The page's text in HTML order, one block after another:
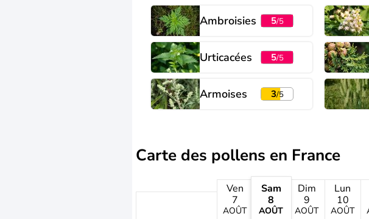
Ambroisies 5/5
Urticacées 5/5
Armoises 3/5
Carte des pollens en France
Ven
7
AOÛT
Sam
8
AOÛT
Dim
9
AOÛT
Lun
10
AOÛT